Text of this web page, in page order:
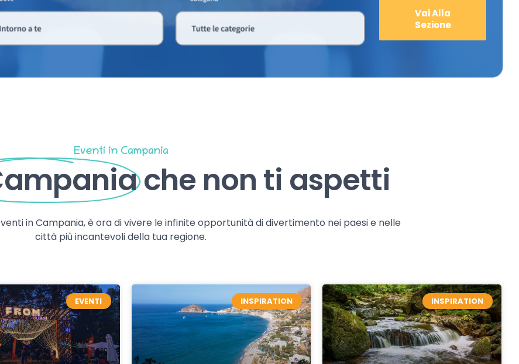
Vai Alla
Sezione
Eventi in Campania
che non ti aspetti
in Campania, è ora di vivere le infinite opportunità di divertimento nei paesi e nelle
città più incantevoli della tua regione.
EVENTI INSPIRATION INSPIRATION